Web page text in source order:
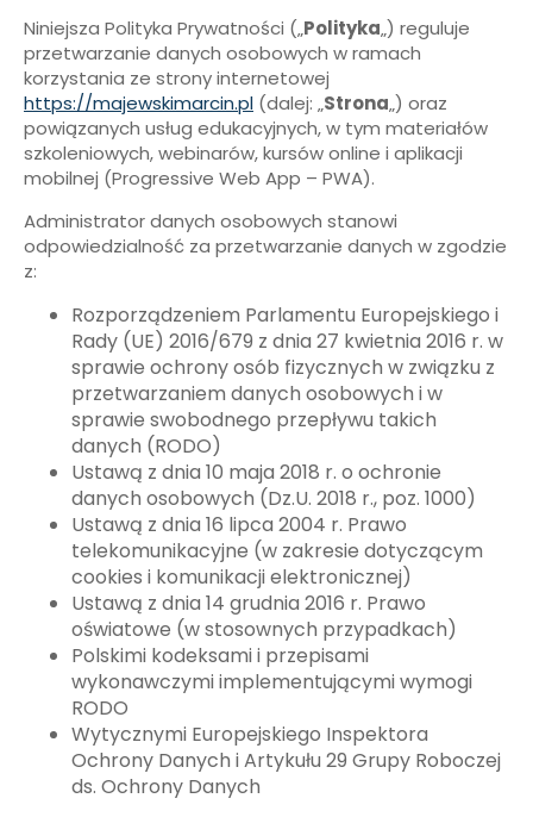
Niniejsza Polityka Prywatności („Polityka„) reguluje
przetwarzanie danych osobowych w ramach
korzystania ze strony internetowej
https://majewskimarcin.pl (dalej: „Strona„) oraz
powiązanych usług edukacyjnych, w tym materiałów
szkoleniowych, webinarów, kursów online i aplikacji
mobilnej (Progressive Web App – PWA).
Administrator danych osobowych stanowi
odpowiedzialność za przetwarzanie danych w zgodzie
z:
Rozporządzeniem Parlamentu Europejskiego i
Rady (UE) 2016/679 z dnia 27 kwietnia 2016 r. w
sprawie ochrony osób fizycznych w związku z
przetwarzaniem danych osobowych i w
sprawie swobodnego przepływu takich
danych (RODO)
Ustawą z dnia 10 maja 2018 r. o ochronie
danych osobowych (Dz.U. 2018 r., poz. 1000)
Ustawą z dnia 16 lipca 2004 r. Prawo
telekomunikacyjne (w zakresie dotyczącym
cookies i komunikacji elektronicznej)
Ustawą z dnia 14 grudnia 2016 r. Prawo
oświatowe (w stosownych przypadkach)
Polskimi kodeksami i przepisami
wykonawczymi implementującymi wymogi
RODO
Wytycznymi Europejskiego Inspektora
Ochrony Danych i Artykułu 29 Grupy Roboczej
ds. Ochrony Danych